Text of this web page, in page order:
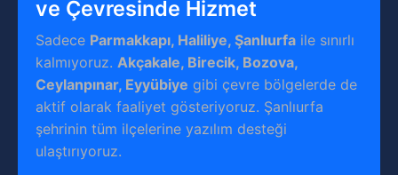
ve Çevresinde Hizmet
Sadece Parmakkapı, Haliliye, Şanlıurfa ile sınırlı
kalmıyoruz. Akçakale, Birecik, Bozova,
Ceylanpınar, Eyyübiye gibi çevre bölgelerde de
aktif olarak faaliyet gösteriyoruz. Şanlıurfa
şehrinin tüm ilçelerine yazılım desteği
ulaştırıyoruz.